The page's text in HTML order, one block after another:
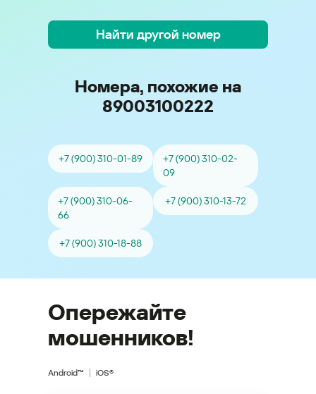
Найти другой номер
Номера, похожие на
89003100222
+7 (900) 310-01-89
+7 (900) 310-02-
09
+7 (900) 310-06-
66
+7 (900) 310-13-72
+7 (900) 310-18-88
Опережайте
мошенников!
Android™ iOS®